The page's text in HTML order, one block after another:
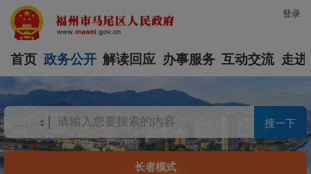
登录
首页 政务公开 解读回应 办事服务 互动交流 走进
搜一下
长者模式